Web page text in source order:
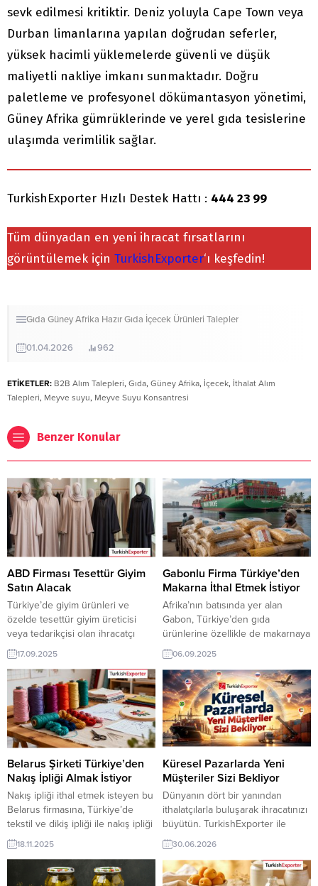
sevk edilmesi kritiktir. Deniz yoluyla Cape Town veya
Durban limanlarına yapılan doğrudan seferler,
yüksek hacimli yüklemelerde güvenli ve düşük
maliyetli nakliye imkanı sunmaktadır. Doğru
paletleme ve profesyonel dökümantasyon yönetimi,
Güney Afrika gümrüklerinde ve yerel gıda tesislerine
ulaşımda verimlilik sağlar.
TurkishExporter Hızlı Destek Hattı : 444 23 99
Tüm dünyadan en yeni ihracat fırsatlarını
görüntülemek için TurkishExporter‘ı keşfedin!
Gıda Güney Afrika Hazır Gıda İçecek Ürünleri Talepler
01.04.2026 962
ETİKETLER: B2B Alım Talepleri, Gıda, Güney Afrika, İçecek, İthalat Alım
Talepleri, Meyve suyu, Meyve Suyu Konsantresi
Benzer Konular
ABD Firması Tesettür Giyim
Satın Alacak
Türkiye’de giyim ürünleri ve
özelde tesettür giyim üreticisi
veya tedarikçisi olan ihracatçı
firmalar için, ABD’den gelen
tesettür giyim ithalat talebi yeni
bir ihracat pazarı fırsatı sunuyor.
Bu alım ilanının iletişim bilgilerine
yalnızca TurkishExporter VIP
üyeleri ile TE kredi sahibi
üyelerimiz erişebilmektedir. ➤
Talebin detaylarına buradan
ulaşabilirsiniz. Tüm Tesettür
Giyim İthalat TalepleriABD’den...
17.09.2025
Gabonlu Firma Türkiye’den
Makarna İthal Etmek İstiyor
Afrika’nın batısında yer alan
Gabon, Türkiye’den gıda
ürünlerine özellikle de makarnaya
ilgi gösteriyor. Gabonlu bir
firmanın Türkiye’den makarna
ithal etmek için talepte bulunması,
Türk gıda ihracatçıları için önemli
bir fırsat sunuyor. Makarna alım
talepleri Gabon, yaklaşık 2,4
milyon nüfusa sahip küçük ama
stratejik bir ülke. Ekonomisi
büyük ölçüde petrol gelirlerine...
06.09.2025
Belarus Şirketi Türkiye’den
Nakış İpliği Almak İstiyor
Nakış ipliği ithal etmek isteyen bu
Belarus firmasına, Türkiye’de
tekstil ve dikiş ipliği ile nakış ipliği
üreticisi veya tedarikçisi olan
ihracatçı firmalar teklif sunabilirler.
Yeni bir ihracat pazarı fırsatı olan
bu alım ilanının iletişim bilgilerine
18.11.2025
Küresel Pazarlarda Yeni
Müşteriler Sizi Bekliyor
Dünyanın dört bir yanından
ithalatçılarla buluşarak ihracatınızı
büyütün. TurkishExporter ile
sektörünüze uygun güncel alıcı
taleplerine ulaşın, yeni iş
bağlantıları kurun ve uluslararası
pazarlarda markanızı güçlendirin.
30.06.2026